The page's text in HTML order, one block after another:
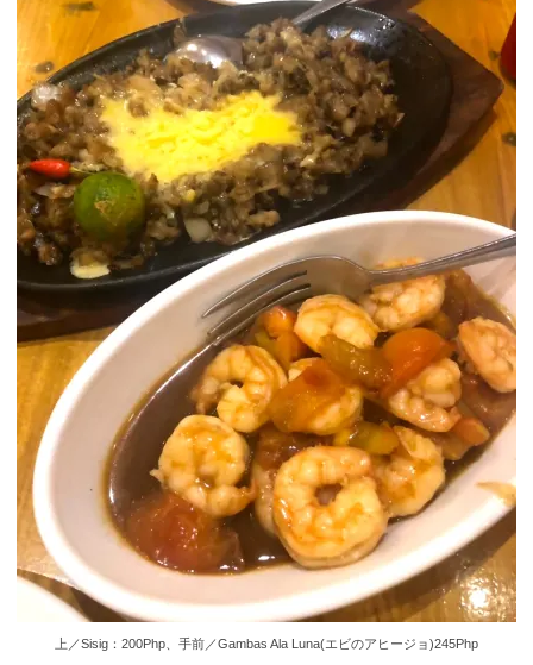
上／Sisig：200Php、手前／Gambas Ala Luna(エビのアヒージョ)245Php